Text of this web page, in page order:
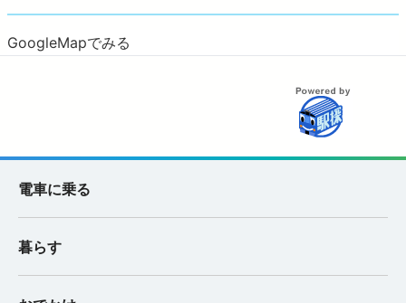
GoogleMapでみる
電車に乗る
暮らす